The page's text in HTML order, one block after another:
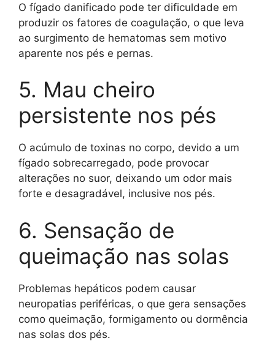
O fígado danificado pode ter dificuldade em
produzir os fatores de coagulação, o que leva
ao surgimento de hematomas sem motivo
aparente nos pés e pernas.
5. Mau cheiro
persistente nos pés
O acúmulo de toxinas no corpo, devido a um
fígado sobrecarregado, pode provocar
alterações no suor, deixando um odor mais
forte e desagradável, inclusive nos pés.
6. Sensação de
queimação nas solas
Problemas hepáticos podem causar
neuropatias periféricas, o que gera sensações
como queimação, formigamento ou dormência
nas solas dos pés.